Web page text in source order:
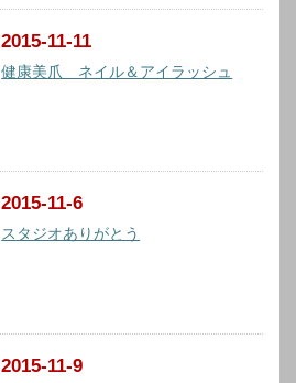
2015-11-11
健康美爪 ネイル＆アイラッシュ
2015-11-6
スタジオありがとう
2015-11-9